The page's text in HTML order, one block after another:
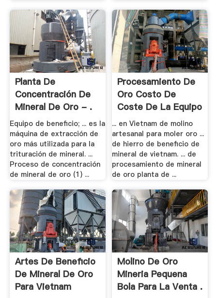
Planta De
Concentración De
Mineral De Oro - .
Equipo de beneficio; ... es la
máquina de extracción de
oro más utilizada para la
trituración de mineral. ...
Proceso de concentración
de mineral de oro (1) ...
Procesamiento De
Oro Costo De
Coste De La Equipo
.
... en Vietnam de molino
artesanal para moler oro ...
de hierro de beneficio de
mineral de vietnam. ... de
procesamiento de mineral
de oro planta de ...
Artes De Beneficio
De Mineral De Oro
Para Vietnam
Molino De Oro
Mineria Pequena
Bola Para La Venta .